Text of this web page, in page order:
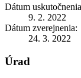
Dátum
9. 2. 2022
Dátum zverejnenia:
24. 3. 2022
Úrad